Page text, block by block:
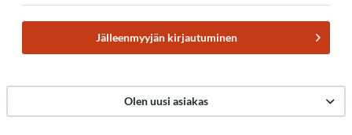
Jälleenmyyjän kirjautuminen
Olen uusi asiakas